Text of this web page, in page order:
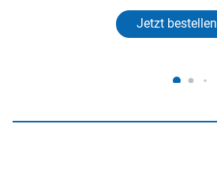
Jetzt bestellen